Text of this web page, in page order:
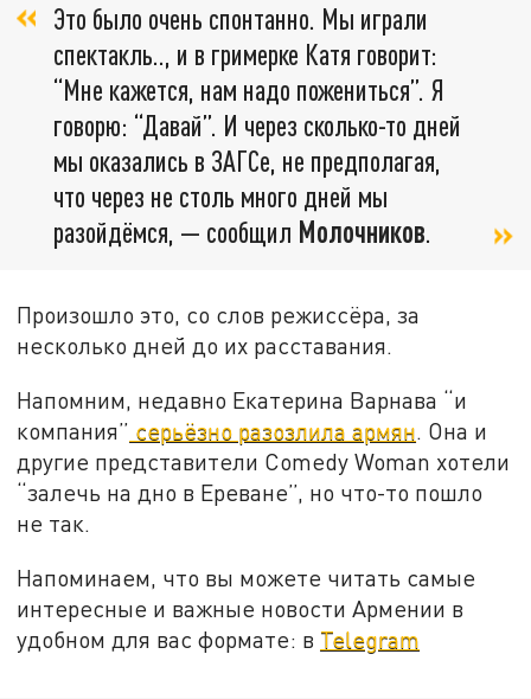
Это было очень спонтанно. Мы играли
спектакль.., и в гримерке Катя говорит:
“Мне кажется, нам надо пожениться”. Я
говорю: “Давай”. И через сколько-то дней
мы оказались в ЗАГСе, не предполагая,
что через не столь много дней мы
разойдёмся, — сообщил Молочников.
Произошло это, со слов режиссёра, за
несколько дней до их расставания.
Напомним, недавно Екатерина Варнава “и
компания” серьёзно разозлила армян. Она и
другие представители Comedy Woman хотели
“залечь на дно в Ереване”, но что-то пошло
не так.
Напоминаем, что вы можете читать самые
интересные и важные новости Армении в
удобном для вас формате: в Telegram